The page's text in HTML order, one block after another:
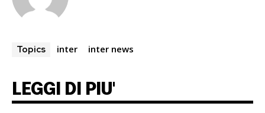
Topics inter inter news
LEGGI DI PIU'